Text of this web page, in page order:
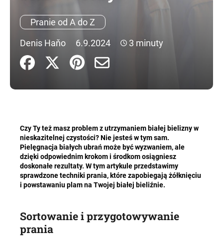
Pranie od A do Z
Denis Haňo
6.9.2024 3 minuty
Czy Ty też masz problem z utrzymaniem białej bielizny w
nieskazitelnej czystości? Nie jesteś w tym sam.
Pielęgnacja białych ubrań może być wyzwaniem, ale
dzięki odpowiednim krokom i środkom osiągniesz
doskonałe rezultaty. W tym artykule przedstawimy
sprawdzone techniki prania, które zapobiegają żółknięciu
i powstawaniu plam na Twojej białej bieliźnie.
Sortowanie i przygotowywanie
prania
o